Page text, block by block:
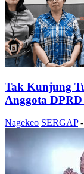
Tak Kunjung
Anggota
Nagekeo SERGAP -